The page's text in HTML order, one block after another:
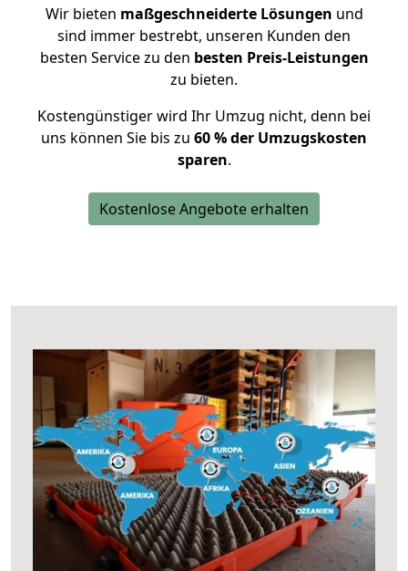
Wir bieten maßgeschneiderte Lösungen und
sind immer bestrebt, unseren Kunden den
besten Service zu den besten Preis-Leistungen
zu bieten.
Kostengünstiger wird Ihr Umzug nicht, denn bei
uns können Sie bis zu 60 % der Umzugskosten
sparen.
Kostenlose Angebote erhalten